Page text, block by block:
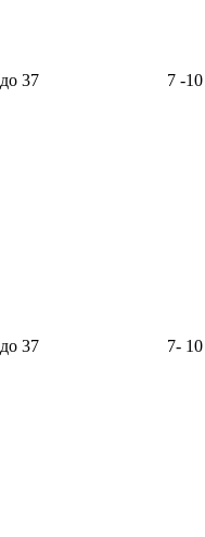
до 37 7 -10
до 37 7- 10